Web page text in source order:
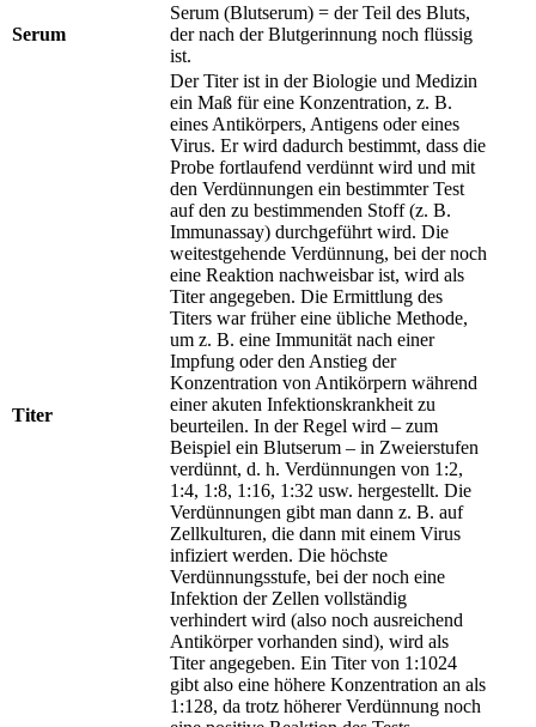
Serum
Serum (Blutserum) = der Teil des Bluts,
der nach der Blutgerinnung noch flüssig
ist.
Titer
Der Titer ist in der Biologie und Medizin
ein Maß für eine Konzentration, z. B.
eines Antikörpers, Antigens oder eines
Virus. Er wird dadurch bestimmt, dass die
Probe fortlaufend verdünnt wird und mit
den Verdünnungen ein bestimmter Test
auf den zu bestimmenden Stoff (z. B.
Immunassay) durchgeführt wird. Die
weitestgehende Verdünnung, bei der noch
eine Reaktion nachweisbar ist, wird als
Titer angegeben. Die Ermittlung des
Titers war früher eine übliche Methode,
um z. B. eine Immunität nach einer
Impfung oder den Anstieg der
Konzentration von Antikörpern während
einer akuten Infektionskrankheit zu
beurteilen. In der Regel wird – zum
Beispiel ein Blutserum – in Zweierstufen
verdünnt, d. h. Verdünnungen von 1:2,
1:4, 1:8, 1:16, 1:32 usw. hergestellt. Die
Verdünnungen gibt man dann z. B. auf
Zellkulturen, die dann mit einem Virus
infiziert werden. Die höchste
Verdünnungsstufe, bei der noch eine
Infektion der Zellen vollständig
verhindert wird (also noch ausreichend
Antikörper vorhanden sind), wird als
Titer angegeben. Ein Titer von 1:1024
gibt also eine höhere Konzentration an als
1:128, da trotz höherer Verdünnung noch